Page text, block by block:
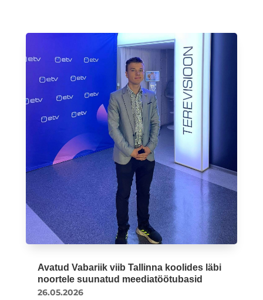
Avatud Vabariik viib Tallinna koolides läbi
noortele suunatud meediatöötubasid
26.05.2026